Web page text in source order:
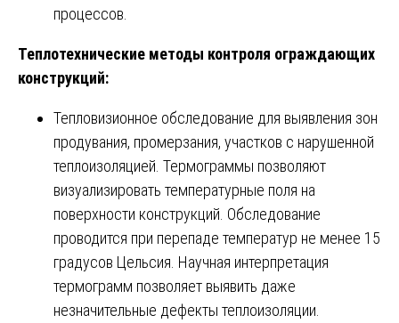
процессов.
Теплотехнические методы контроля ограждающих
конструкций:
Тепловизионное обследование для выявления зон
продувания, промерзания, участков с нарушенной
теплоизоляцией. Термограммы позволяют
визуализировать температурные поля на
поверхности конструкций. Обследование
проводится при перепаде температур не менее 15
градусов Цельсия. Научная интерпретация
термограмм позволяет выявить даже
незначительные дефекты теплоизоляции.